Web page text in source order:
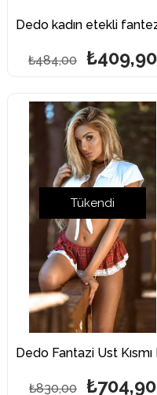
₺409,90
₺484,00
Tükendi
₺704,90
₺830,00